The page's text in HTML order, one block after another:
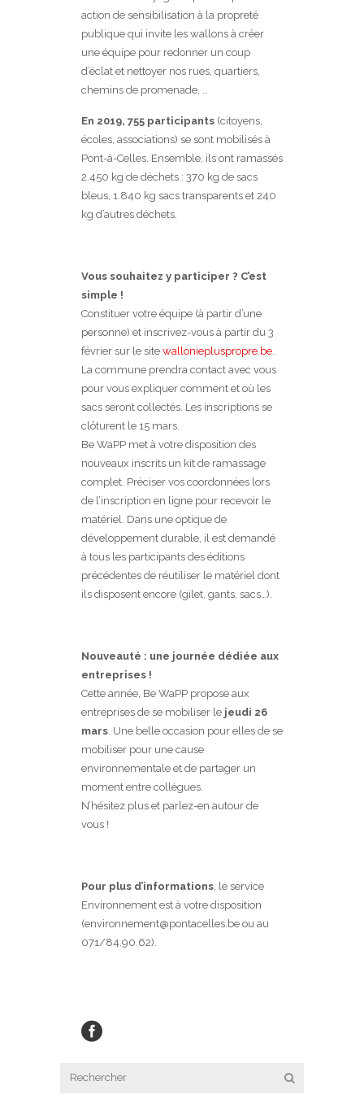
action de sensibilisation à la propreté
publique qui invite les wallons à créer
une équipe pour redonner un coup
d’éclat et nettoyer nos rues, quartiers,
chemins de promenade, …
En 2019, 755 participants (citoyens,
écoles, associations) se sont mobilisés à
Pont-à-Celles. Ensemble, ils ont ramassés
2.450 kg de déchets : 370 kg de sacs
bleus, 1.840 kg sacs transparents et 240
kg d’autres déchets.
Vous souhaitez y participer ? C’est
simple !
Constituer votre équipe (à partir d’une
personne) et inscrivez-vous à partir du 3
février sur le site walloniepluspropre.be.
La commune prendra contact avec vous
pour vous expliquer comment et où les
sacs seront collectés. Les inscriptions se
clôturent le 15 mars.
Be WaPP met à votre disposition des
nouveaux inscrits un kit de ramassage
complet. Préciser vos coordonnées lors
de l’inscription en ligne pour recevoir le
matériel. Dans une optique de
développement durable, il est demandé
à tous les participants des éditions
précédentes de réutiliser le matériel dont
ils disposent encore (gilet, gants, sacs…).
Nouveauté : une journée dédiée aux
entreprises !
Cette année, Be WaPP propose aux
entreprises de se mobiliser le jeudi 26
mars. Une belle occasion pour elles de se
mobiliser pour une cause
environnementale et de partager un
moment entre collègues.
N’hésitez plus et parlez-en autour de
vous !
Pour plus d’informations, le service
Environnement est à votre disposition
(environnement@pontacelles.be ou au
071/84.90.62).